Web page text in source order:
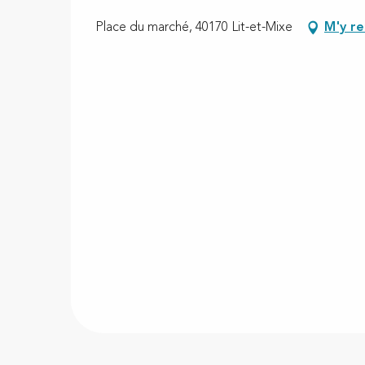
Place du marché, 40170 Lit-et-Mixe M'y